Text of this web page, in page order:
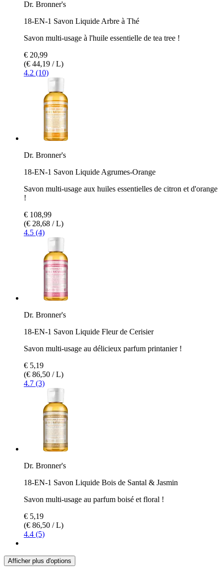
Dr. Bronner's
18-EN-1 Savon Liquide Arbre à Thé
Savon multi-usage à l'huile essentielle de tea tree !
€ 20,99
(€ 44,19 / L)
4.2 (10)
Dr. Bronner's
18-EN-1 Savon Liquide Agrumes-Orange
Savon multi-usage aux huiles essentielles de citron et d'orange
!
€ 108,99
(€ 28,68 / L)
4.5 (4)
Dr. Bronner's
18-EN-1 Savon Liquide Fleur de Cerisier
Savon multi-usage au délicieux parfum printanier !
€ 5,19
(€ 86,50 / L)
4.7 (3)
Dr. Bronner's
18-EN-1 Savon Liquide Bois de Santal & Jasmin
Savon multi-usage au parfum boisé et floral !
€ 5,19
(€ 86,50 / L)
4.4 (5)
Afficher plus d'options